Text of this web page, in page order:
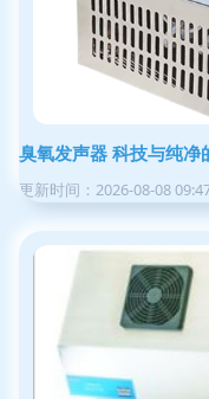
臭氧发声器 科技与纯净
更新时间：2026-08-08